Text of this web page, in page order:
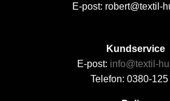
E-post: robert@textil-
Kundservice
E-post: info@textil-
Telefon: 0380-125